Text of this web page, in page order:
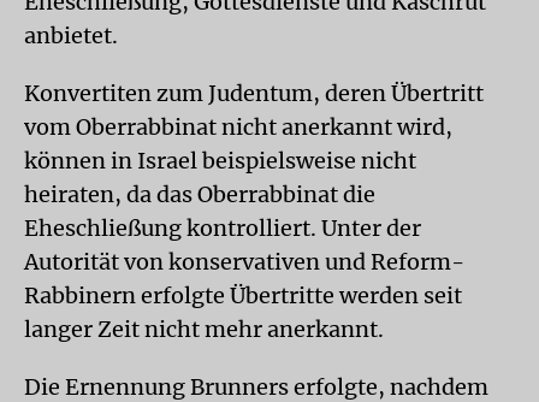
anbietet.
Konvertiten zum Judentum, deren Übertritt
vom Oberrabbinat nicht anerkannt wird,
können in Israel beispielsweise nicht
heiraten, da das Oberrabbinat die
Eheschließung kontrolliert. Unter der
Autorität von konservativen und Reform-
Rabbinern erfolgte Übertritte werden seit
langer Zeit nicht mehr anerkannt.
Die Ernennung Brunners erfolgte, nachdem